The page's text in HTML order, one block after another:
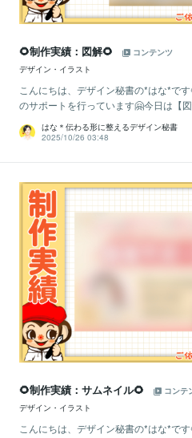
🌻制作実績：図解🌻
コンテンツ
デザイン・イラスト
こんにちは、デザイン秘書の*はな*で
のサポートを行っています🤗今日は【
はな＊伝わる形に整えるデザイン秘書
2025/10/26 03:48
🌻制作実績：サムネイル🌻
コンテ
デザイン・イラスト
こんにちは、デザイン秘書の*はな*で